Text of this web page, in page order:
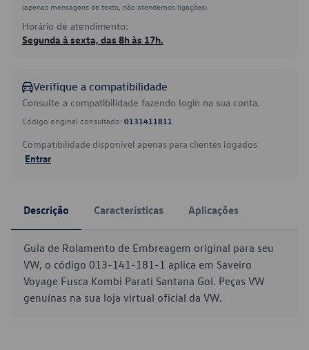
(apenas mensagens de texto, não atendemos ligações)
Horário de atendimento:
Segunda à sexta, das 8h às 17h.
Verifique a compatibilidade
Consulte a compatibilidade fazendo login na sua conta.
Código original consultado: 0131411811
Compatibilidade disponível apenas para clientes logados.
Entrar
Descrição Características Aplicações
Guia de Rolamento de Embreagem original para seu
VW, o código 013-141-181-1 aplica em Saveiro
Voyage Fusca Kombi Parati Santana Gol. Peças VW
genuínas na sua loja virtual oficial da VW.